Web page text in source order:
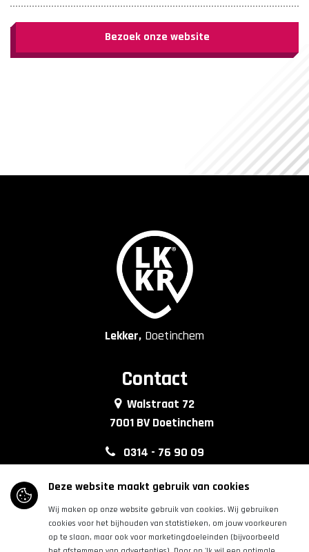
Bezoek onze website
Lekker, Doetinchem
Contact
Walstraat 72
7001 BV Doetinchem
0314 - 76 90 09
info@lkkrdoetinchem.nl
Volg ons
Deze website maakt gebruik van cookies
Wij maken op onze website gebruik van cookies. Wij gebruiken
cookies voor het bijhouden van statistieken, om jouw voorkeuren
op te slaan, maar ook voor marketingdoeleinden (bijvoorbeeld